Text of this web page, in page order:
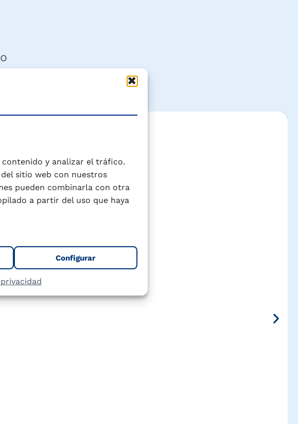
contenido y analizar el tráfico.
sitio web con nuestros
pueden combinarla con otra
a partir del uso que haya
Configurar